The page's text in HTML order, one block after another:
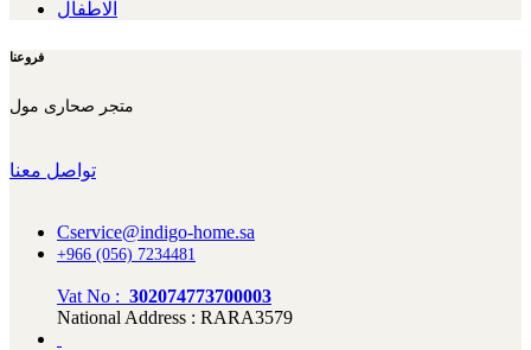
الاطفال
فروعنا
تواصل معنا
Cservice@indigo-home.sa
+966 (056) 7234481
Vat No : 302074773700003
National Address : RARA3579